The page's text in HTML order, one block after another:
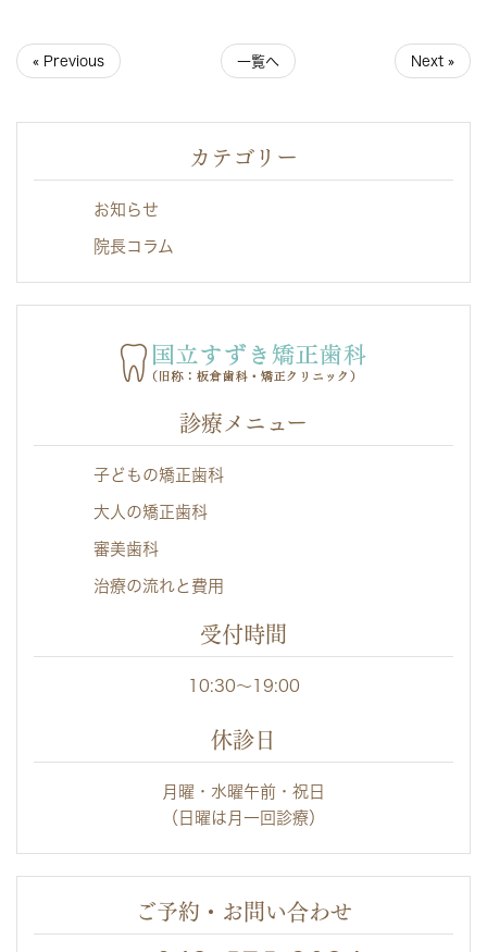
« Previous 一覧へ Next »
カテゴリー
お知らせ
院長コラム
診療メニュー
子どもの矯正歯科
大人の矯正歯科
審美歯科
治療の流れと費用
受付時間
10:30～19:00
休診日
月曜・水曜午前・祝日
（日曜は月一回診療）
ご予約・お問い合わせ